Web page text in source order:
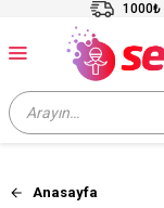
1000₺
Anasayfa